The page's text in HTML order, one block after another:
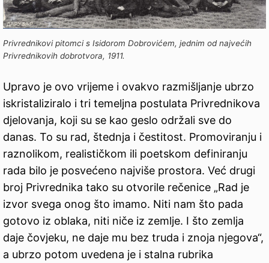
Privrednikovi pitomci s Isidorom Dobrovićem, jednim od najvećih
Privrednikovih dobrotvora, 1911.
Upravo je ovo vrijeme i ovakvo razmišljanje ubrzo
iskristaliziralo i tri temeljna postulata Privrednikova
djelovanja, koji su se kao geslo održali sve do
danas. To su rad, štednja i čestitost. Promoviranju i
raznolikom, realističkom ili poetskom definiranju
rada bilo je posvećeno najviše prostora. Već drugi
broj Privrednika tako su otvorile rečenice „Rad je
izvor svega onog što imamo. Niti nam što pada
gotovo iz oblaka, niti niče iz zemlje. I što zemlja
daje čovjeku, ne daje mu bez truda i znoja njegova“,
a ubrzo potom uvedena je i stalna rubrika